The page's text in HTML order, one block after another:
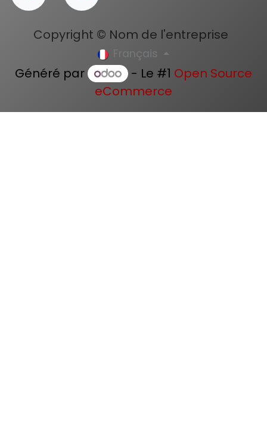
Copyright © Nom de l'entreprise
Français
Généré par - Le #1 Open Source
eCommerce